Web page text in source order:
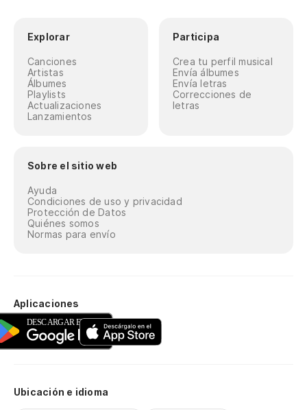
Explorar
Canciones
Artistas
Álbumes
Playlists
Actualizaciones
Lanzamientos
Participa
Crea tu perfil musical
Envía álbumes
Envía letras
Correcciones de
letras
Sobre el sitio web
Ayuda
Condiciones de uso y privacidad
Protección de Datos
Quiénes somos
Normas para envío
Aplicaciones
Ubicación e idioma